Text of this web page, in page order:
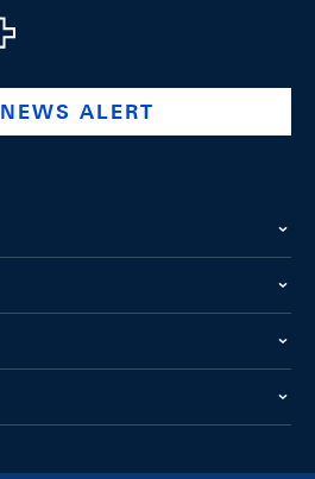
company/swiss-national-
@swissnationalbank
ALERT